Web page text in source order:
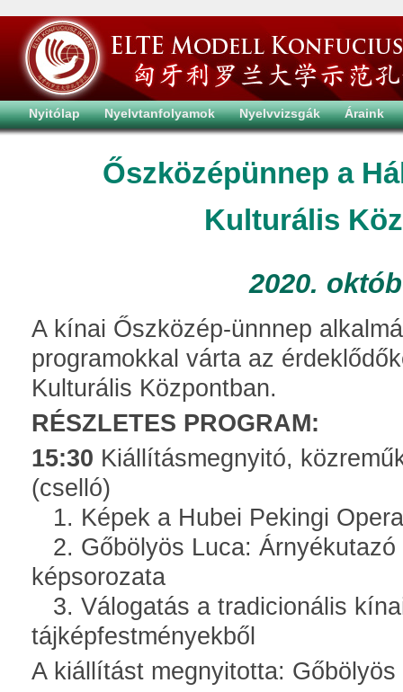
Nyitólap Nyelvtanfolyamok Nyelvvizsgák Áraink
Őszközépünnep a
Kulturális
2020.
A kínai Őszközép-ünnnep
programokkal várta az
Kulturális Központban.
RÉSZLETES PROGRAM:
15:30 Kiállításmegnyitó,
(cselló)
1. Képek a Hubei Pekingi
2. Gőbölyös Luca:
képsorozata
3. Válogatás a tradicionális
tájképfestményekből
A kiállítást megnyitotta: